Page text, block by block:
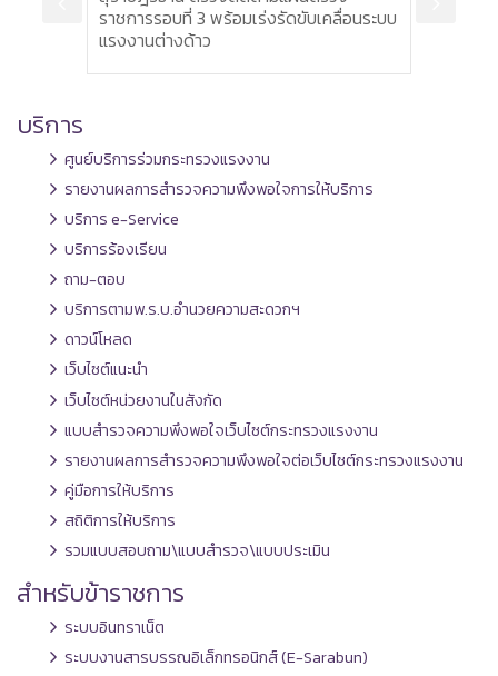
ราชการรอบที่ 3 พร้อมเร่งรัดขับเคลื่อนระบบ
แรงงานต่างด้าว
บริการ
ศูนย์บริการร่วมกระทรวงแรงงาน
รายงานผลการสำรวจความพึงพอใจการให้บริการ
บริการ e-Service
บริการร้องเรียน
ถาม-ตอบ
บริการตามพ.ร.บ.อำนวยความสะดวกฯ
ดาวน์โหลด
เว็บไซต์แนะนำ
เว็บไซต์หน่วยงานในสังกัด
แบบสำรวจความพึงพอใจเว็บไซต์กระทรวงแรงงาน
รายงานผลการสำรวจความพึงพอใจต่อเว็บไซต์กระทรวงแรงงาน
คู่มือการให้บริการ
สถิติการให้บริการ
รวมแบบสอบถาม\แบบสำรวจ\แบบประเมิน
สำหรับข้าราชการ
ระบบอินทราเน็ต
ระบบงานสารบรรณอิเล็กทรอนิกส์ (E-Sarabun)